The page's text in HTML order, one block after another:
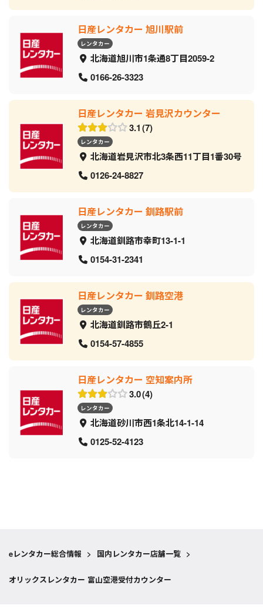
日産レンタカー 旭川駅前
レンタカー
北海道旭川市1条通8丁目2059‐2
0166-26-3323
日産レンタカー 岩見沢カウンター
3.1 7
レンタカー
北海道岩見沢市北3条西11丁目1番30号
0126-24-8827
日産レンタカー 釧路駅前
レンタカー
北海道釧路市幸町13-1-1
0154-31-2341
日産レンタカー 釧路空港
レンタカー
北海道釧路市鶴丘2-1
0154-57-4855
日産レンタカー 空知案内所
3.0 4
レンタカー
北海道砂川市西1条北14-1-14
0125-52-4123
eレンタカー総合情報 > 国内レンタカー店舗一覧 >
オリックスレンタカー 富山空港受付カウンター